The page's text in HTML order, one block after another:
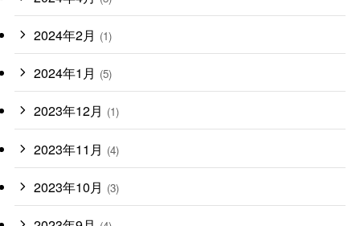
2024年2月 (1)
2024年1月 (5)
2023年12月 (1)
2023年11月 (4)
2023年10月 (3)